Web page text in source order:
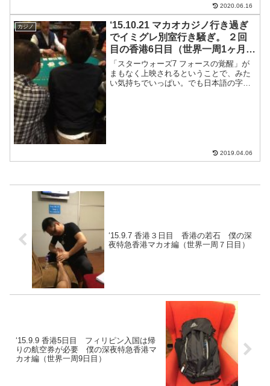
2020.06.16
カジノ
‘15.10.21 マカオカジノ行き過ぎ
でイミグレ別室行き騒ぎ。 ２回
目の香港6日目（世界一周1ヶ月と
21日目）
「スターウォーズ7 フォースの覚醒」が
まもなく上映されるということで、みた
い気持ちでいっぱい。でも日本語の字幕
2019.04.06
‘15.9.7 香港３日目 香港の若石 僕の深
夜特急香港マカオ編（世界一周７日目）
‘15.9.9 香港5日目 フィリピン入国は帰
りの航空券が必要︎ 僕の深夜特急香港マ
カオ編（世界一周9日目）